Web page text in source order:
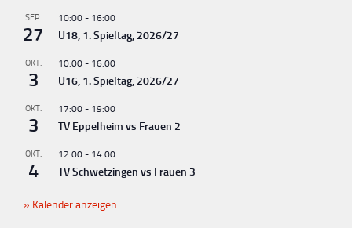
SEP.
27
10:00 - 16:00
U18, 1. Spieltag, 2026/27
OKT.
3
10:00 - 16:00
U16, 1. Spieltag, 2026/27
OKT.
3
17:00 - 19:00
TV Eppelheim vs Frauen 2
OKT.
4
12:00 - 14:00
TV Schwetzingen vs Frauen 3
Kalender anzeigen